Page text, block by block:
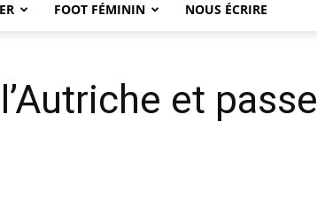
FOOT FÉMININ NOUS ÉCRIRE
et passe